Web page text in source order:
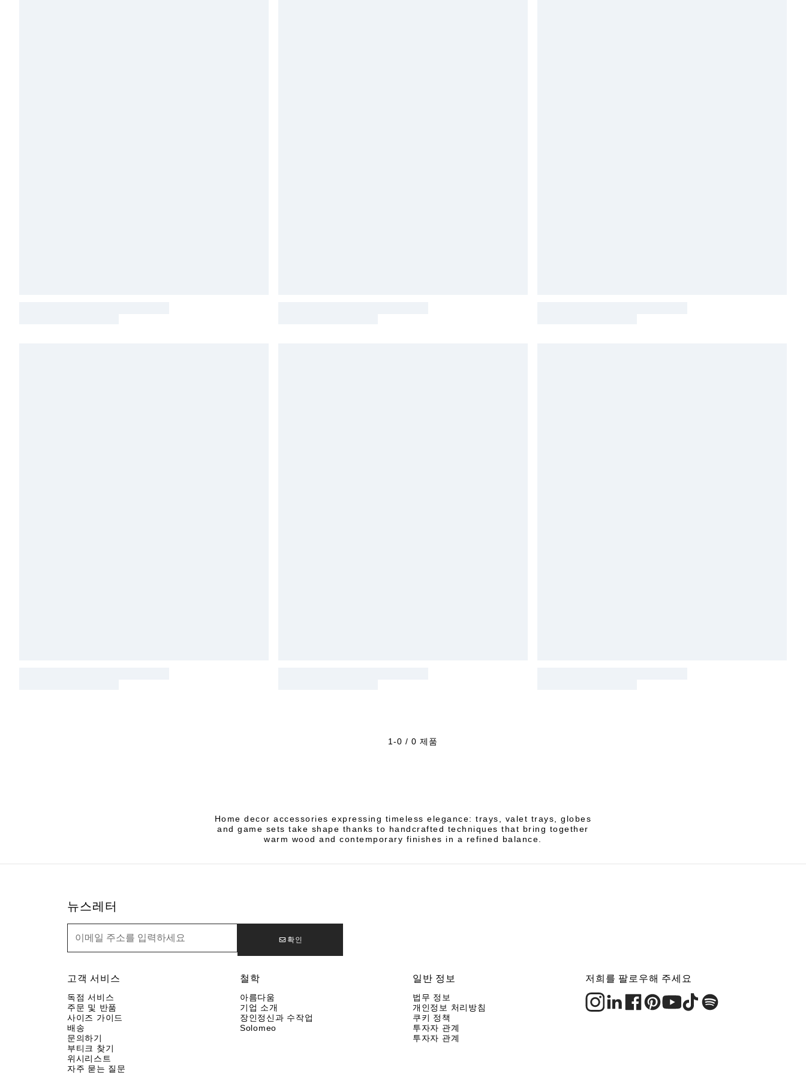
1-0 / 0 제품
Home decor accessories expressing timeless elegance: trays, valet trays, globes
and game sets take shape thanks to handcrafted techniques that bring together
warm wood and contemporary finishes in a refined balance.
뉴스레터
확인
고객 서비스
독점 서비스
주문 및 반품
사이즈 가이드
배송
문의하기
부티크 찾기
위시리스트
자주 묻는 질문
철학
아름다움
기업 소개
장인정신과 수작업
Solomeo
일반 정보
법무 정보
개인정보 처리방침
쿠키 정책
투자자 관계
투자자 관계
저희를 팔로우해 주세요